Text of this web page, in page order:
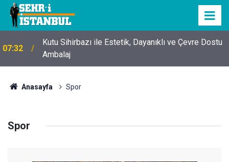
07:32
Kutu Sihirbazı ile Estetik, Dayanıklı ve Çevre Dostu
Ambalaj
Anasayfa Spor
Spor